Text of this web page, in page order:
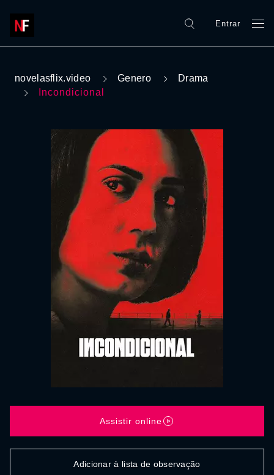
Entrar
novelasflix.video Genero
Drama
Incondicional
Assistir online
Adicionar à lista de observação